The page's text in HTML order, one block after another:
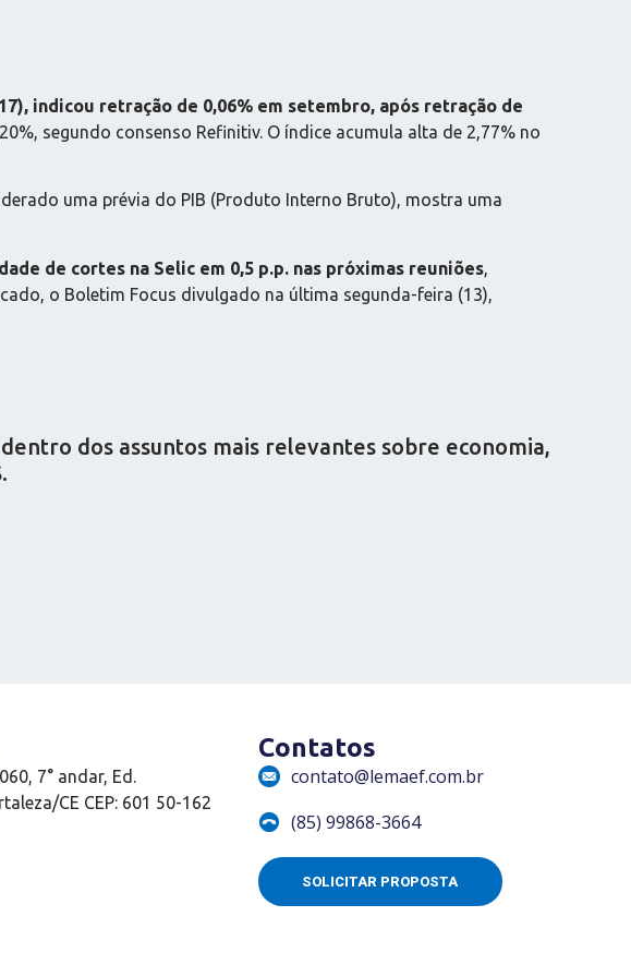
indicou retração de 0,06% em setembro, após retração de
segundo consenso Refinitiv. O índice acumula alta de 2,77% no
uma prévia do PIB (Produto Interno Bruto), mostra uma
de cortes na Selic em 0,5 p.p. nas próximas reuniões
o Boletim Focus divulgado na última segunda-feira (13),
dos assuntos mais relevantes sobre economia,
7° andar, Ed.
CE CEP: 601 50-162
Contatos
contato@lemaef.com.br
(85) 99868-3664
SOLICITAR PROPOSTA